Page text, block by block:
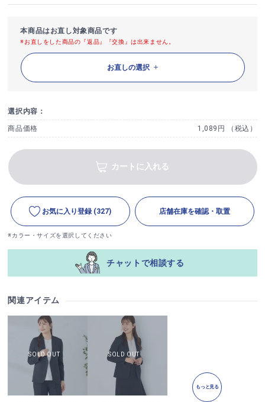
本商品はお直し対象商品です
※お直しをした商品の『返品』『交換』は出来ません。
お直しの選択
選択内容：
商品価格 1,089円 （税込）
カートに入れる
お気に入り登録 (327) 店舗在庫を確認・取置
※カラー・サイズを選択してください
チャットで相談する
関連アイテム
もっと見る